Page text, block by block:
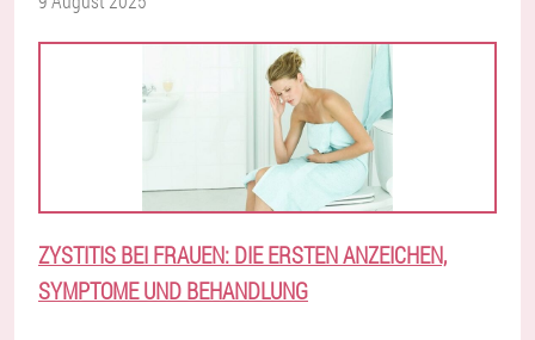
ZYSTITIS BEI FRAUEN: DIE ERSTEN ANZEICHEN,
SYMPTOME UND BEHANDLUNG